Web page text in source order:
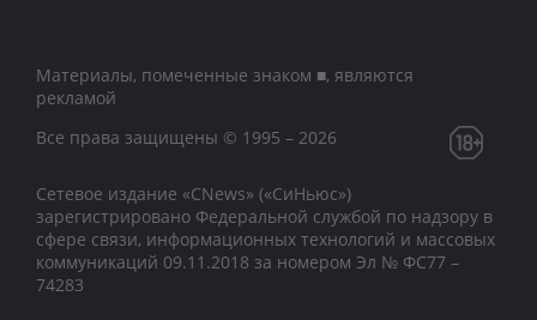
Материалы, помеченные знаком ■, являются
рекламой
Все права защищены © 1995 – 2026
Сетевое издание «CNews» («СиНьюс»)
зарегистрировано Федеральной службой по надзору в
сфере связи, информационных технологий и массовых
коммуникаций 09.11.2018 за номером Эл № ФС77 –
74283